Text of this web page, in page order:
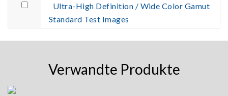
Ultra-High Definition / Wide Color Gamut
Standard Test Images
Verwandte Produkte